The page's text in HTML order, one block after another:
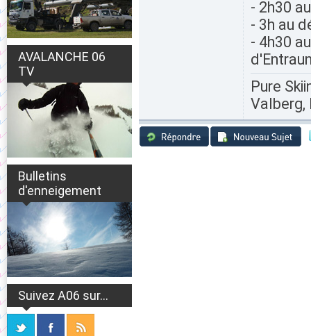
AVALANCHE 06
TV
Bulletins
d'enneigement
Suivez A06 sur...
- 2h30
- 3h au
- 4h30
Pure
Valberg,